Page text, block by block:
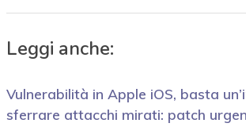
Leggi anche:
Vulnerabilità in Apple iOS, basta
sferrare attacchi mirati: patch